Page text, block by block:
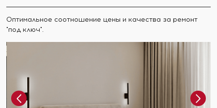
Оптимальное соотношение цены и качества за ремонт
"под ключ".